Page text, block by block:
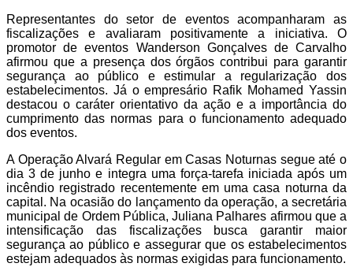
Representantes do setor de eventos acompanharam as
fiscalizações e avaliaram positivamente a iniciativa. O
promotor de eventos Wanderson Gonçalves de Carvalho
afirmou que a presença dos órgãos contribui para garantir
segurança ao público e estimular a regularização dos
estabelecimentos. Já o empresário Rafik Mohamed Yassin
destacou o caráter orientativo da ação e a importância do
cumprimento das normas para o funcionamento adequado
dos eventos.
A Operação Alvará Regular em Casas Noturnas segue até o
dia 3 de junho e integra uma força-tarefa iniciada após um
incêndio registrado recentemente em uma casa noturna da
capital. Na ocasião do lançamento da operação, a secretária
municipal de Ordem Pública, Juliana Palhares afirmou que a
intensificação das fiscalizações busca garantir maior
segurança ao público e assegurar que os estabelecimentos
estejam adequados às normas exigidas para funcionamento.